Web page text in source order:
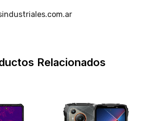
Relacionados